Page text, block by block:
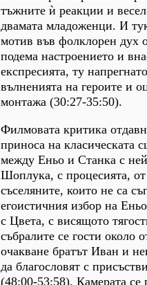
тъжните ѝ реакции и
двамата младоженци. И
мотив във фолклорен дух
подема настроението и
експресията, ту
вълненията на героите и
монтажа (30:27-35:50).
Филмовата критика
приноса на класическата
между Еньо и Станка с
Шоплука, с процесията, от
съселяните, които не са
егоистичния избор на
с Цвета, с висящото
събралите се гости около
очакване братът Иван и
да благословят с
(48:00-53:58). Камерата се